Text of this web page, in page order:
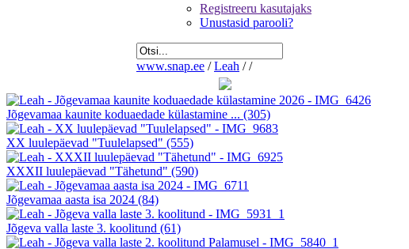
Registreeru kasutajaks
Unustasid parooli?
www.snap.ee / Leah / /
Jõgevamaa kaunite koduaedade külastamine ... (305)
XX luulepäevad "Tuulelapsed" (555)
XXXII luulepäevad "Tähetund" (590)
Jõgevamaa aasta isa 2024 (84)
Jõgeva valla laste 3. koolitund (61)